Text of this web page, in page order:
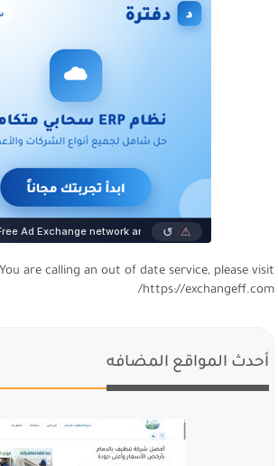
You are calling an out of date service, please visit
https://exchangeff.com/
أحدث المواقع المضافه